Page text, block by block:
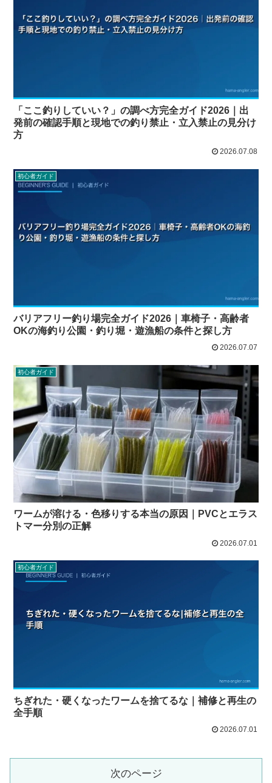
「ここ釣りしていい？」の調べ方完全ガイド2026｜出
発前の確認手順と現地での釣り禁止・立入禁止の見分け
方
2026.07.08
初心者ガイド
バリアフリー釣り場完全ガイド2026｜車椅子・高齢者
OKの海釣り公園・釣り堀・遊漁船の条件と探し方
2026.07.07
初心者ガイド
ワームが溶ける・色移りする本当の原因｜PVCとエラス
トマー分別の正解
2026.07.01
初心者ガイド
ちぎれた・硬くなったワームを捨てるな｜補修と再生の
全手順
2026.07.01
次のページ